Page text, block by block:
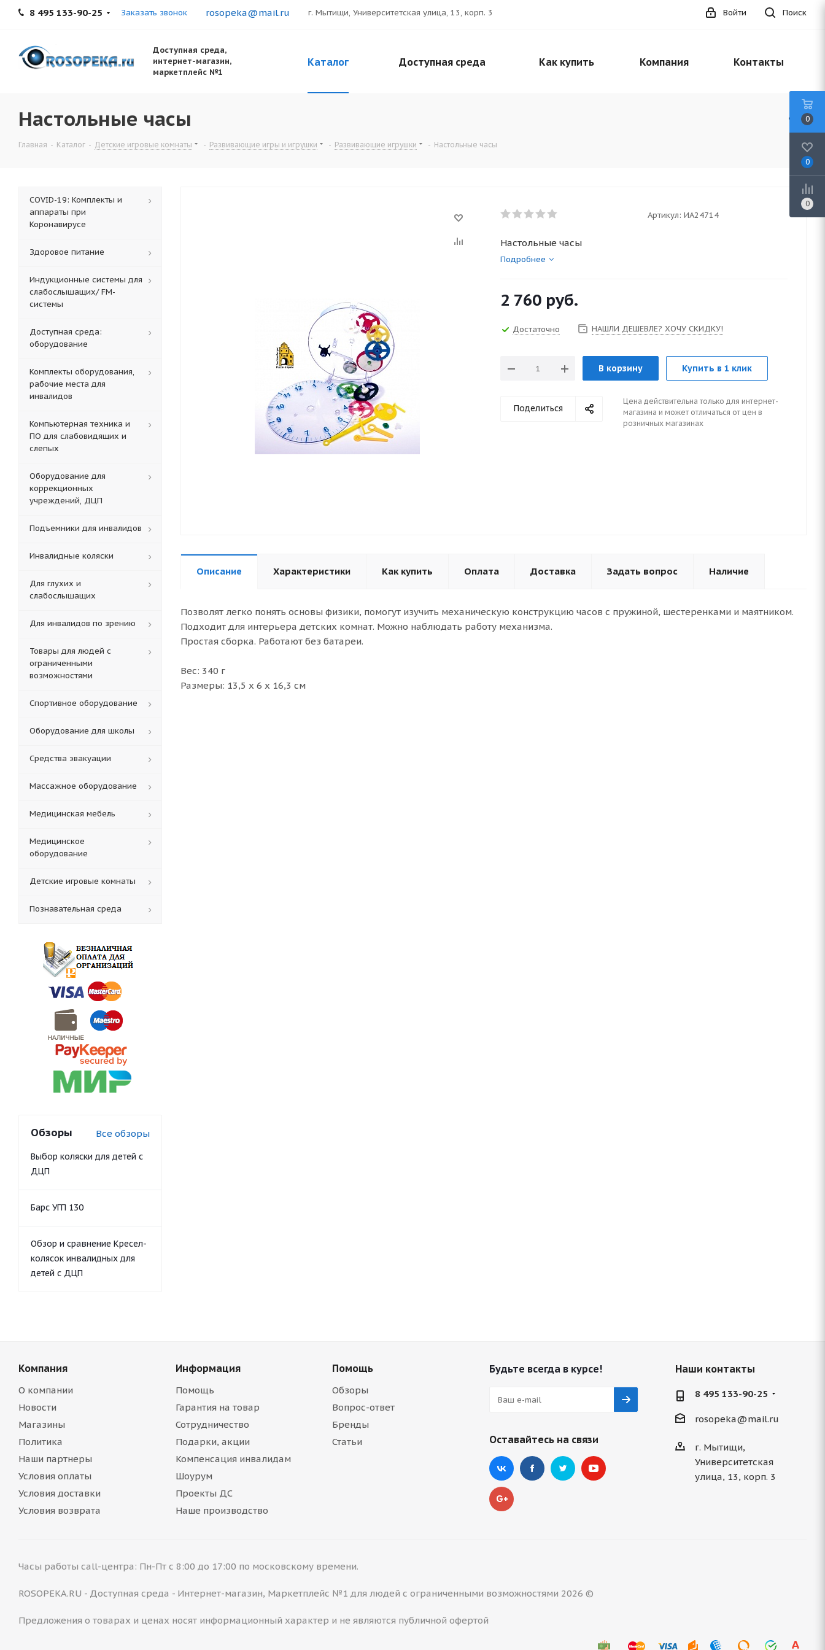
8 495 133-90-25 Заказать звонок rosopeka@mail.ru г. Мытищи, Университетская улица, 13, корп. 3 Поиск
Войти
Доступная среда,
интернет-магазин,
маркетплейс №1
Каталог Доступная среда Как купить Компания Контакты
Настольные часы
Главная - Каталог - Детские игровые комнаты - Развивающие игры и игрушки - Развивающие игрушки - Настольные часы
Артикул: ИА24714
Настольные часы
Подробнее
2 760 руб.
Достаточно НАШЛИ ДЕШЕВЛЕ? ХОЧУ СКИДКУ!
В корзину Купить в 1 клик
Поделиться
Цена действительна только для интернет-
магазина и может отличаться от цен в
розничных магазинах
Описание Характеристики Как купить Оплата Доставка Задать вопрос Наличие
Позволят легко понять основы физики, помогут изучить механическую конструкцию часов с пружиной, шестеренками и маятником.
Подходит для интерьера детских комнат. Можно наблюдать работу механизма.
Простая сборка. Работают без батареи.
Вес: 340 г
Размеры: 13,5 х 6 х 16,3 см
COVID-19: Комплекты и
аппараты при
Коронавирусе
Здоровое питание
Индукционные системы для
слабослышащих/ FM-
системы
Доступная среда:
оборудование
Комплекты оборудования,
рабочие места для
инвалидов
Компьютерная техника и
ПО для слабовидящих и
слепых
Оборудование для
коррекционных
учреждений, ДЦП
Подъемники для инвалидов
Инвалидные коляски
Для глухих и
слабослышащих
Для инвалидов по зрению
Товары для людей с
ограниченными
возможностями
Спортивное оборудование
Оборудование для школы
Средства эвакуации
Массажное оборудование
Медицинская мебель
Медицинское
оборудование
Детские игровые комнаты
Познавательная среда
Обзоры Все обзоры
Выбор коляски для детей с
ДЦП
Барс УГП 130
Обзор и сравнение Кресел-
колясок инвалидных для
детей с ДЦП
Компания
О компании
Новости
Магазины
Политика
Наши партнеры
Условия оплаты
Условия доставки
Условия возврата
Информация
Помощь
Гарантия на товар
Сотрудничество
Подарки, акции
Компенсация инвалидам
Шоурум
Проекты ДС
Наше производство
Помощь
Обзоры
Вопрос-ответ
Бренды
Статьи
Будьте всегда в курсе!
Оставайтесь на связи
Наши контакты
8 495 133-90-25
rosopeka@mail.ru
г. Мытищи,
Университетская
улица, 13, корп. 3
Часы работы call-центра: Пн-Пт с 8:00 до 17:00 по московскому времени.
ROSOPEKA.RU - Доступная среда - Интернет-магазин, Маркетплейс №1 для людей с ограниченными возможностями 2026 ©
Предложения о товарах и ценах носят информационный характер и не являются публичной офертой
0
0
0